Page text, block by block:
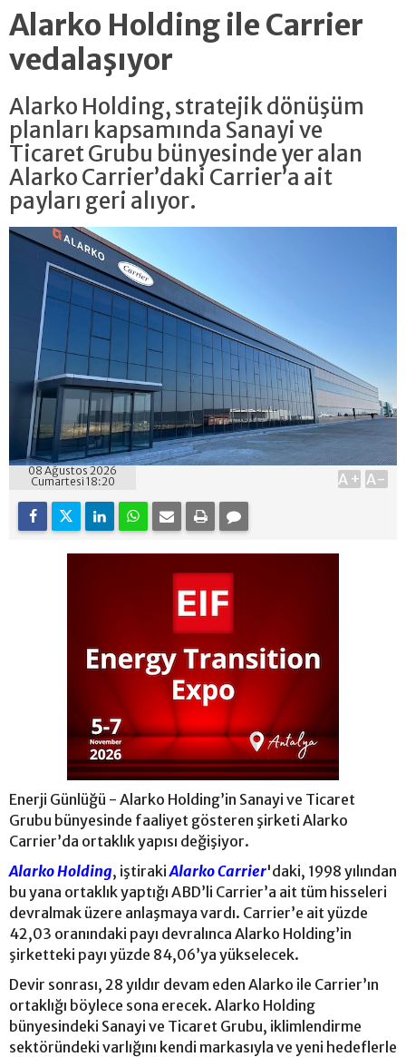
Alarko Holding ile Carrier
vedalaşıyor
Alarko Holding, stratejik dönüşüm
planları kapsamında Sanayi ve
Ticaret Grubu bünyesinde yer alan
Alarko Carrier’daki Carrier’a ait
payları geri alıyor.
08 Ağustos 2026
Cumartesi 18:20
A+ A-
Enerji Günlüğü - Alarko Holding’in Sanayi ve Ticaret
Grubu bünyesinde faaliyet gösteren şirketi Alarko
Carrier’da ortaklık yapısı değişiyor.
Alarko Holding, iştirakiAlarko Carrier'daki, 1998 yılından
bu yana ortaklık yaptığı ABD’li Carrier’a ait tüm hisseleri
devralmak üzere anlaşmaya vardı. Carrier’e ait yüzde
42,03 oranındaki payı devralınca Alarko Holding’in
şirketteki payı yüzde 84,06’ya yükselecek.
Devir sonrası, 28 yıldır devam eden Alarko ile Carrier’ın
ortaklığı böylece sona erecek. Alarko Holding
bünyesindeki Sanayi ve Ticaret Grubu, iklimlendirme
sektöründeki varlığını kendi markasıyla ve yeni hedeflerle